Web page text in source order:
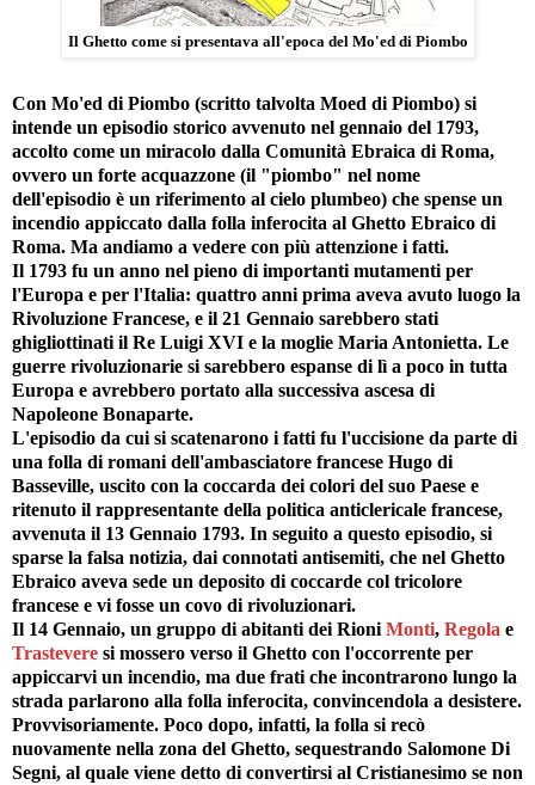
Il Ghetto come si presentava all'epoca del Mo'ed di Piombo
Con Mo'ed di Piombo (scritto talvolta Moed di Piombo) si
intende un episodio storico avvenuto nel gennaio del 1793,
accolto come un miracolo dalla Comunità Ebraica di Roma,
ovvero un forte acquazzone (il "piombo" nel nome
dell'episodio è un riferimento al cielo plumbeo) che spense un
incendio appiccato dalla folla inferocita al Ghetto Ebraico di
Roma. Ma andiamo a vedere con più attenzione i fatti.
Il 1793 fu un anno nel pieno di importanti mutamenti per
l'Europa e per l'Italia: quattro anni prima aveva avuto luogo la
Rivoluzione Francese, e il 21 Gennaio sarebbero stati
ghigliottinati il Re Luigi XVI e la moglie Maria Antonietta. Le
guerre rivoluzionarie si sarebbero espanse di lì a poco in tutta
Europa e avrebbero portato alla successiva ascesa di
Napoleone Bonaparte.
L'episodio da cui si scatenarono i fatti fu l'uccisione da parte di
una folla di romani dell'ambasciatore francese Hugo di
Basseville, uscito con la coccarda dei colori del suo Paese e
ritenuto il rappresentante della politica anticlericale francese,
avvenuta il 13 Gennaio 1793. In seguito a questo episodio, si
sparse la falsa notizia, dai connotati antisemiti, che nel Ghetto
Ebraico aveva sede un deposito di coccarde col tricolore
francese e vi fosse un covo di rivoluzionari.
Il 14 Gennaio, un gruppo di abitanti dei Rioni Monti, Regola e
Trastevere si mossero verso il Ghetto con l'occorrente per
appiccarvi un incendio, ma due frati che incontrarono lungo la
strada parlarono alla folla inferocita, convincendola a desistere.
Provvisoriamente. Poco dopo, infatti, la folla si recò
nuovamente nella zona del Ghetto, sequestrando Salomone Di
Segni, al quale viene detto di convertirsi al Cristianesimo se non